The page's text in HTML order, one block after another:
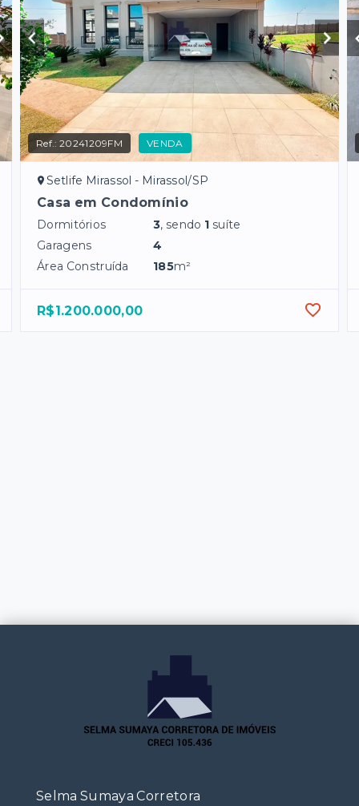
Ref.:20241209FM VENDA
Setlife Mirassol - Mirassol/SP
Casa em Condomínio
Dormitórios 3, sendo 1 suíte
Garagens
4
Área Construída
185m²
R$1.200.000,00
Selma Sumaya Corretora